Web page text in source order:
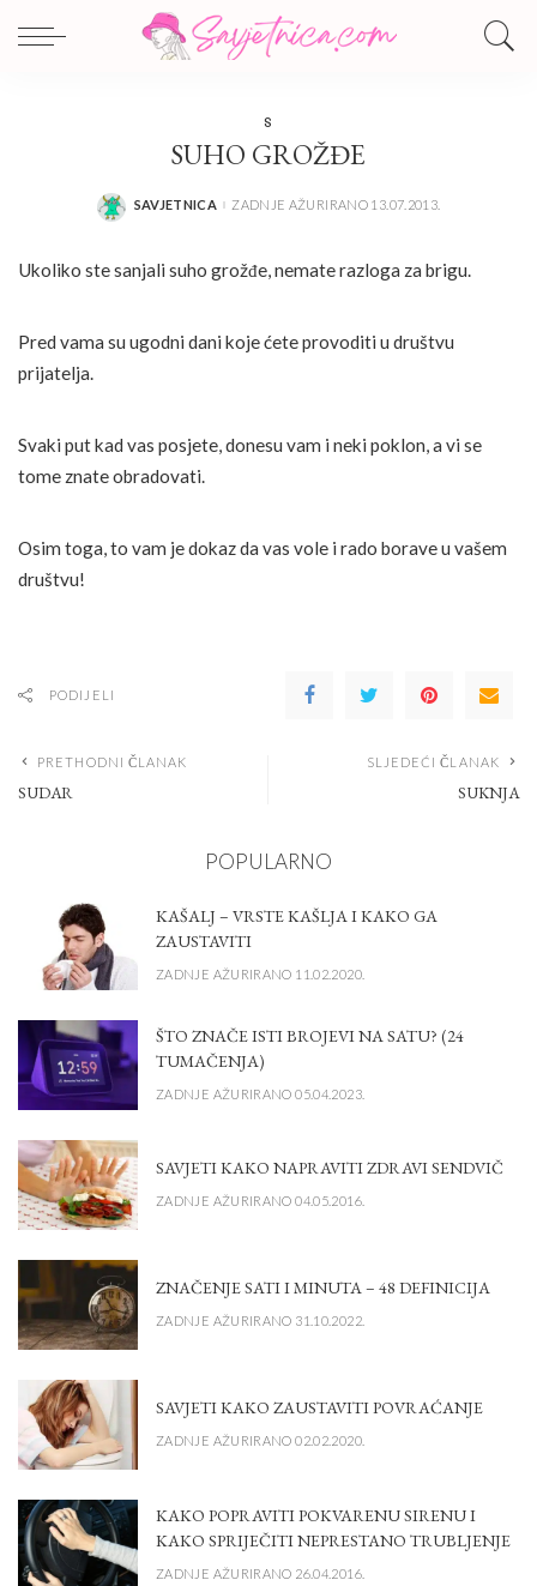
S
SUHO GROŽĐE
POSTED
SAVJETNICA ZADNJE AŽURIRANO 13.07.2013.
Ukoliko ste sanjali suho grožđe, nemate razloga za brigu.
Pred vama su ugodni dani koje ćete provoditi u društvu
prijatelja.
Svaki put kad vas posjete, donesu vam i neki poklon, a vi se
tome znate obradovati.
Osim toga, to vam je dokaz da vas vole i rado borave u vašem
društvu!
PODIJELI
PRETHODNI ČLANAK
SUDAR
SLJEDEĆI ČLANAK
SUKNJA
POPULARNO
KAŠALJ – VRSTE KAŠLJA I KAKO GA
ZAUSTAVITI
ZADNJE AŽURIRANO 11.02.2020.
ŠTO ZNAČE ISTI BROJEVI NA SATU? (24
TUMAČENJA)
ZADNJE AŽURIRANO 05.04.2023.
SAVJETI KAKO NAPRAVITI ZDRAVI SENDVIČ
ZADNJE AŽURIRANO 04.05.2016.
ZNAČENJE SATI I MINUTA – 48 DEFINICIJA
ZADNJE AŽURIRANO 31.10.2022.
SAVJETI KAKO ZAUSTAVITI POVRAĆANJE
ZADNJE AŽURIRANO 02.02.2020.
KAKO POPRAVITI POKVARENU SIRENU I
KAKO SPRIJEČITI NEPRESTANO TRUBLJENJE
ZADNJE AŽURIRANO 26.04.2016.